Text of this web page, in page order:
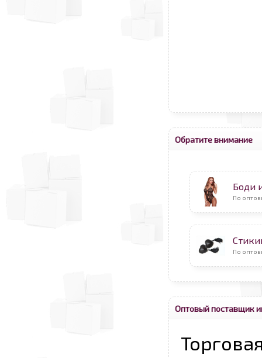
Обратите внимание
Боди
По
По
Оптовый поставщик